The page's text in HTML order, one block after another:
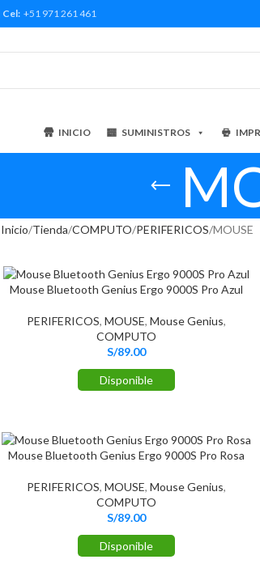
Cel: +51 971 261 461
INICIO SUMINISTROS
Inicio Tienda COMPUTO PERIFERICOS MOUSE
Mouse Bluetooth Genius Ergo 9000S Pro Azul
PERIFERICOS,MOUSE,Mouse Genius,
COMPUTO
S/89.00
Disponible
Mouse Bluetooth Genius Ergo 9000S Pro Rosa
PERIFERICOS,MOUSE,Mouse Genius,
COMPUTO
S/89.00
Disponible